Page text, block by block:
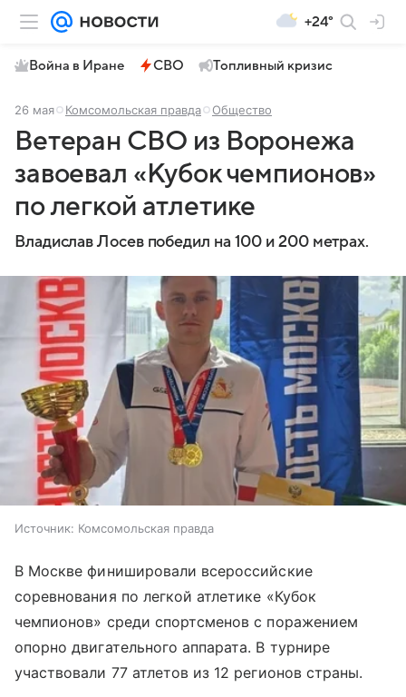
+24°
Война в Иране СВО Топливный кризис
26 мая Комсомольская правда Общество
Ветеран СВО из Воронежа
завоевал «Кубок чемпионов»
по легкой атлетике
Владислав Лосев победил на 100 и 200 метрах.
Источник: Комсомольская правда
В Москве финишировали всероссийские
соревнования по легкой атлетике «Кубок
чемпионов» среди спортсменов с поражением
опорно двигательного аппарата. В турнире
участвовали 77 атлетов из 12 регионов страны.